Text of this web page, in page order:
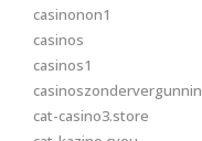
casinonon1
casinos
casinos1
cat-casino3.store